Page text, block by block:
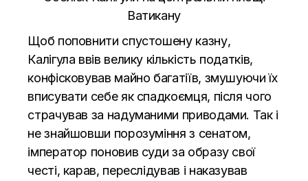
Ватикану
Щоб поповнити спустошену казну,
Калігула ввів велику кількість податків,
конфісковував майно багатіїв, змушуючи їх
вписувати себе як спадкоємця, після чого
страчував за надуманими приводами. Так і
не знайшовши порозуміння з сенатом,
імператор поновив суди за образу свої
честі, карав, переслідував і наказував